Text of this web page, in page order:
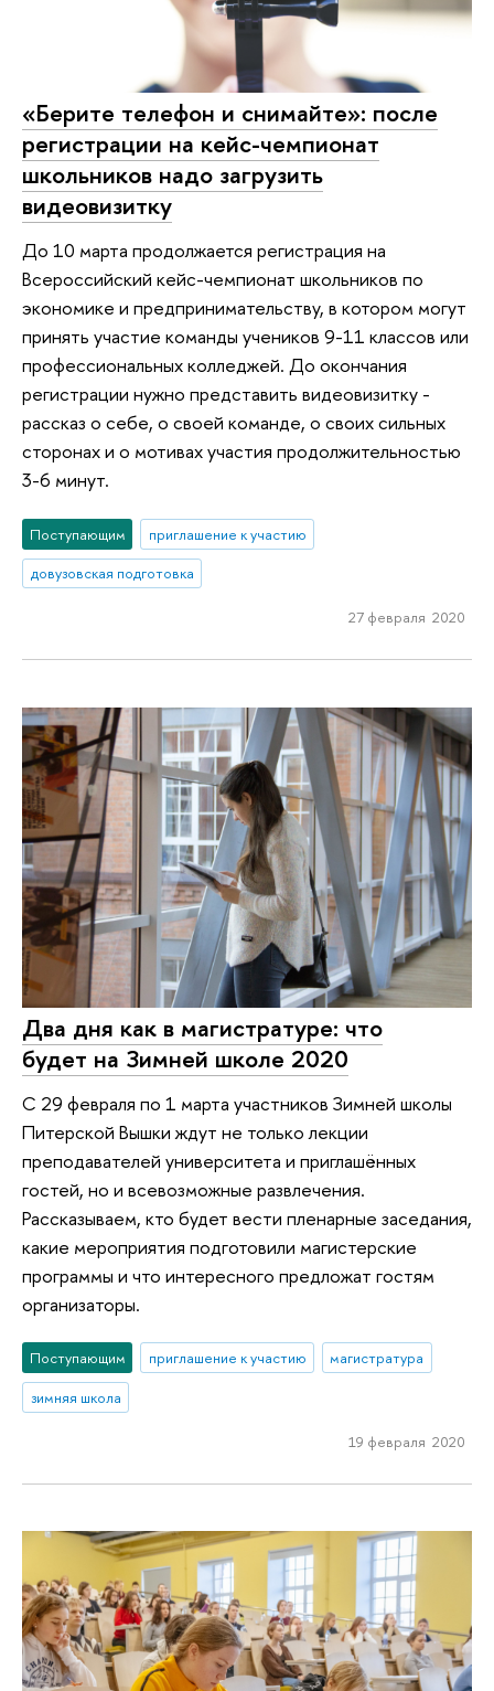
«Берите телефон и снимайте»: после
регистрации на кейс-чемпионат
школьников надо загрузить
видеовизитку
До 10 марта продолжается регистрация на
Всероссийский кейс-чемпионат школьников по
экономике и предпринимательству, в котором могут
принять участие команды учеников 9-11 классов или
профессиональных колледжей. До окончания
регистрации нужно представить видеовизитку -
рассказ о себе, о своей команде, о своих сильных
сторонах и о мотивах участия продолжительностью
3-6 минут.
Поступающим
приглашение к участию
довузовская подготовка
27 февраля 2020
Два дня как в магистратуре: что
будет на Зимней школе 2020
С 29 февраля по 1 марта участников Зимней школы
Питерской Вышки ждут не только лекции
преподавателей университета и приглашённых
гостей, но и всевозможные развлечения.
Рассказываем, кто будет вести пленарные заседания,
какие мероприятия подготовили магистерские
программы и что интересного предложат гостям
организаторы.
Поступающим приглашение к участию
магистратура
зимняя школа
19 февраля 2020